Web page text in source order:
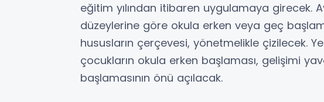
eğitim yılından itibaren uygulamaya girecek.
düzeylerine göre okula erken veya geç
hususların çerçevesi, yönetmelikle çizilecek.
çocukların okula erken başlaması, gelişimi
başlamasının önü açılacak.